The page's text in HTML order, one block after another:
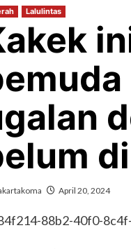
Lalulintas
April 20, 2024